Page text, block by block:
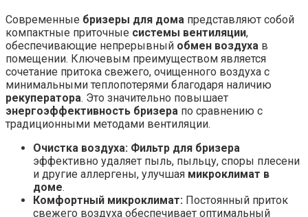
Современные бризеры для дома представляют собой
компактные приточные системы вентиляции,
обеспечивающие непрерывный обмен воздуха в
помещении. Ключевым преимуществом является
сочетание притока свежего, очищенного воздуха с
минимальными теплопотерями благодаря наличию
рекуператора. Это значительно повышает
энергоэффективность бризера по сравнению с
традиционными методами вентиляции.
Очистка воздуха: Фильтр для бризера
эффективно удаляет пыль, пыльцу, споры плесени
и другие аллергены, улучшая микроклимат в
доме.
Комфортный микроклимат: Постоянный приток
свежего воздуха обеспечивает оптимальный